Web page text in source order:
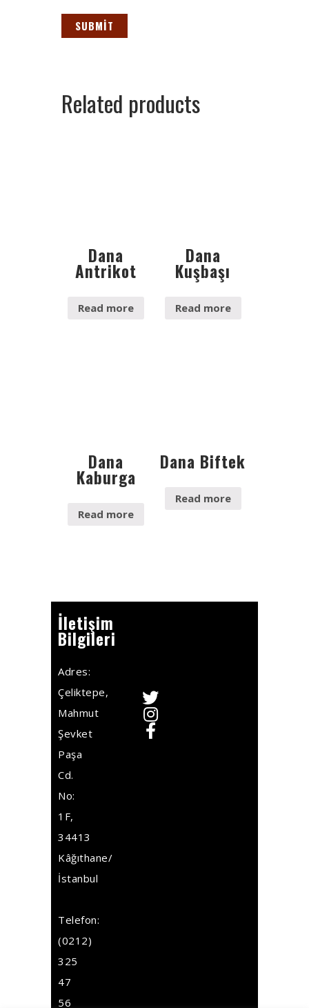
Related products
Dana
Antrikot
Read more
Dana
Kuşbaşı
Read more
Dana
Kaburga
Read more
Dana Biftek
Read more
İletişim
Bilgileri
Adres:
Çeliktepe,
Mahmut
Şevket
Paşa
Cd.
No:
1F,
34413
Kâğıthane/
İstanbul
Telefon:
(0212)
325
47
56